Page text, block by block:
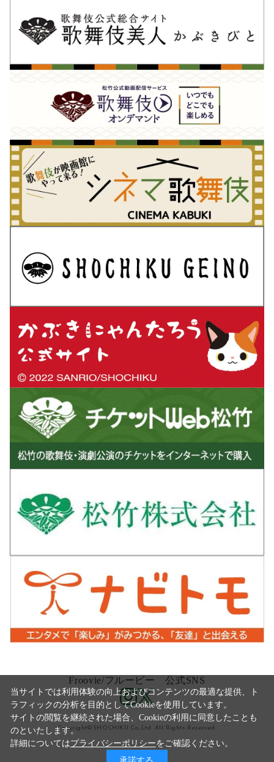
Froovie/フルービー 公式SNS
Copyright©SHOCHIKU Co.,Ltd. All Rights Reserved.
当サイトでは利用体験の向上およびコンテンツの最適な提供、ト
ラフィックの分析を目的としてCookieを使用しています。
サイトの閲覧を継続された場合、Cookieの利用に同意したことも
のといたします。
詳細についてはプライバシーポリシーをご確認ください。